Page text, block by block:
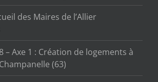
des Maires de l’Allier
– Axe 1 : Création de logements à
(63)